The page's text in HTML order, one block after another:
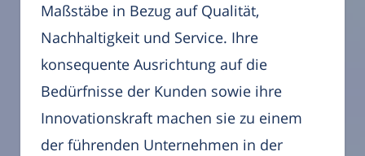
Maßstäbe in Bezug auf Qualität,
Nachhaltigkeit und Service. Ihre
konsequente Ausrichtung auf die
Bedürfnisse der Kunden sowie ihre
Innovationskraft machen sie zu einem
der führenden Unternehmen in der